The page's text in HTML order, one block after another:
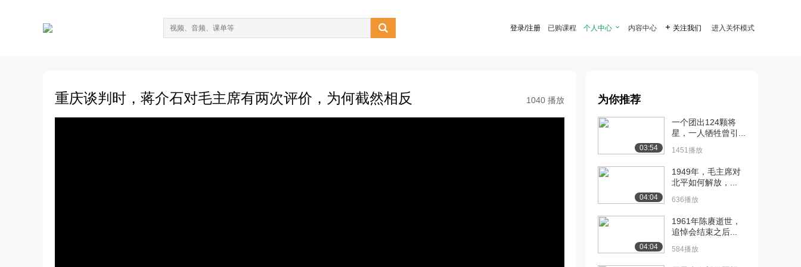
 登录/注册 已购课程 个人中心  内容中心  关注我们 进入关怀模式
重庆谈判时，蒋介石对毛主席有两次评价，为何截然相反 1040 播放 为你推荐
03:54
一个团出124颗将
星，一人牺牲曾引...
1451播放
04:04
1949年，毛主席对
北平如何解放，...
636播放
04:04
1961年陈赓逝世，
追悼会结束之后...
584播放